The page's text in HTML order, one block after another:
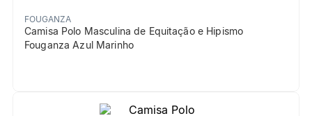
FOUGANZA
Camisa Polo Masculina de Equitação e Hipismo
Fouganza Azul Marinho